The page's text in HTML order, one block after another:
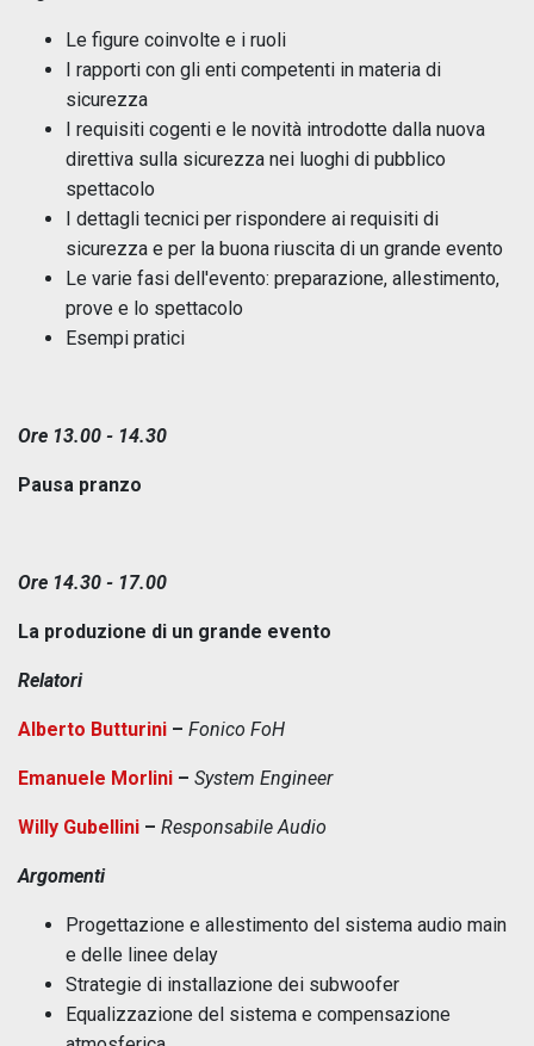
Le figure coinvolte e i ruoli
I rapporti con gli enti competenti in materia di
sicurezza
I requisiti cogenti e le novità introdotte dalla nuova
direttiva sulla sicurezza nei luoghi di pubblico
spettacolo
I dettagli tecnici per rispondere ai requisiti di
sicurezza e per la buona riuscita di un grande evento
Le varie fasi dell'evento: preparazione, allestimento,
prove e lo spettacolo
Esempi pratici
Ore 13.00 - 14.30
Pausa pranzo
Ore 14.30 - 17.00
La produzione di un grande evento
Relatori
Alberto Butturini – Fonico FoH
Emanuele Morlini – System Engineer
Willy Gubellini – Responsabile Audio
Argomenti
Progettazione e allestimento del sistema audio main
e delle linee delay
Strategie di installazione dei subwoofer
Equalizzazione del sistema e compensazione